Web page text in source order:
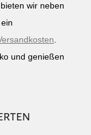
wir neben
ein
und genießen